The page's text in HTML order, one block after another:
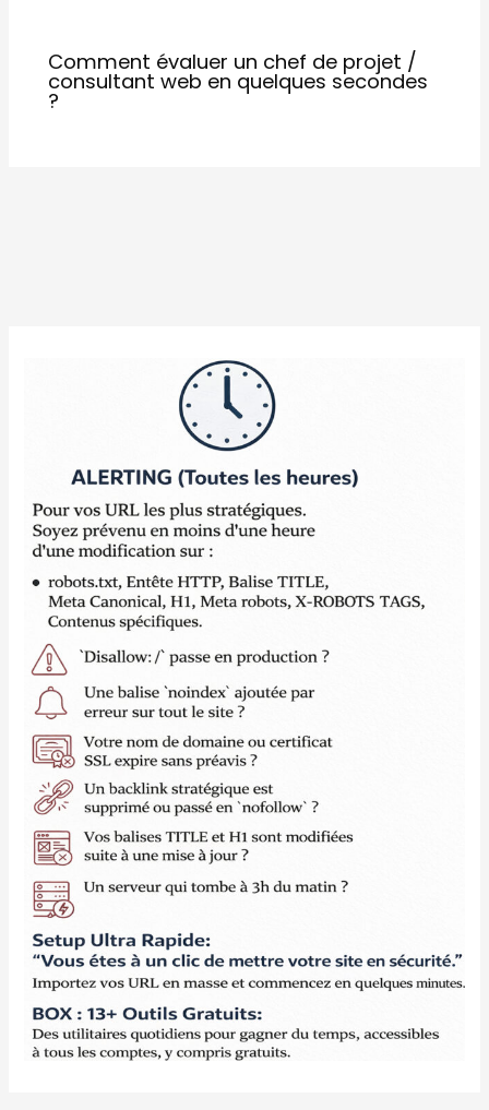
Comment évaluer un chef de projet /
consultant web en quelques secondes
?